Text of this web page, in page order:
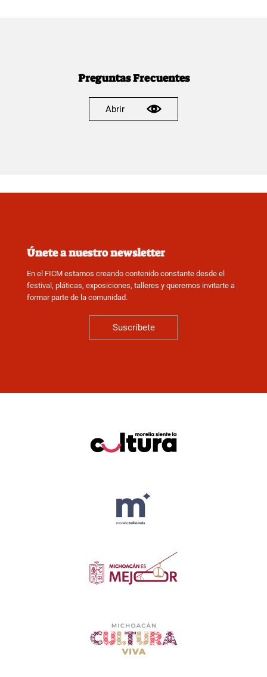
Preguntas Frecuentes
Abrir
Únete a nuestro newsletter
En el FICM estamos creando contenido constante desde el
festival, pláticas, exposiciones, talleres y queremos invitarte a
formar parte de la comunidad.
Suscríbete